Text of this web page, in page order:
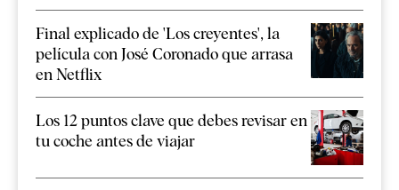
Final explicado de 'Los creyentes', la
película con José Coronado que arrasa
en Netflix
Los 12 puntos clave que debes revisar en
tu coche antes de viajar